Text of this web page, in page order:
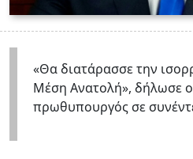
«Θα διατάρασσε την
Μέση Ανατολή», δήλωσε ο
πρωθυπουργός σε